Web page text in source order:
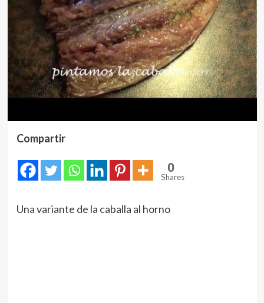
Compartir
0
Shares
Una variante de la caballa al horno